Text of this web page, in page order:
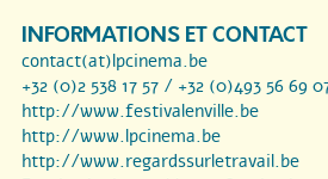
INFORMATIONS ET CONTACT
contact(at)lpcinema.be
+32 (0)2 538 17 57 / +32 (0)493 56 69
http://www.festivalenville.be
http://www.lpcinema.be
http://www.regardssurletravail.be